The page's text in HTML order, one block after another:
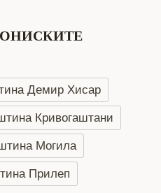
Демир Хисар
Кривогаштани
Могила
Прилеп